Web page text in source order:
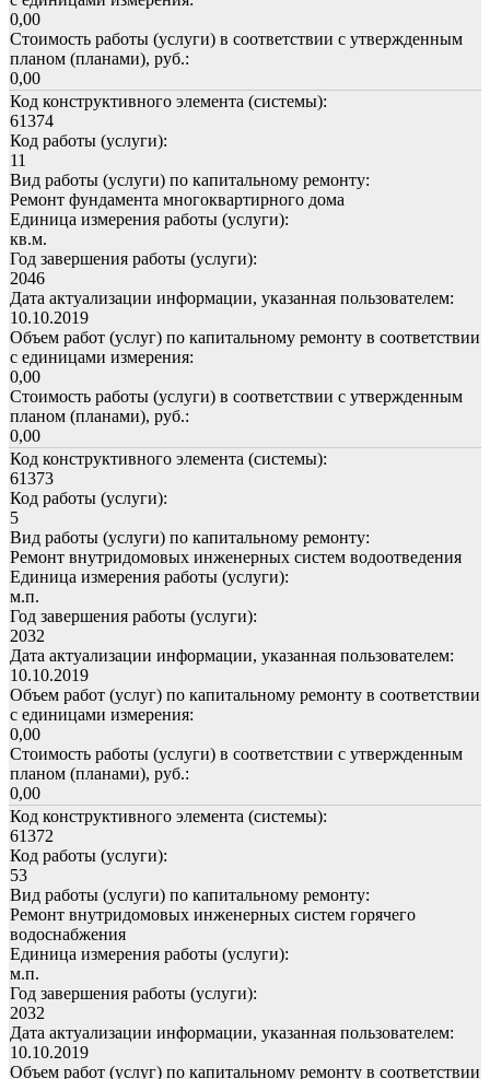
0,00
Стоимость работы (услуги) в соответствии с утвержденным
планом (планами), руб.:
0,00
Код конструктивного элемента (системы):
61374
Код работы (услуги):
11
Вид работы (услуги) по капитальному ремонту:
Ремонт фундамента многоквартирного дома
Единица измерения работы (услуги):
кв.м.
Год завершения работы (услуги):
2046
Дата актуализации информации, указанная пользователем:
10.10.2019
Объем работ (услуг) по капитальному ремонту в соответствии
с единицами измерения:
0,00
Стоимость работы (услуги) в соответствии с утвержденным
планом (планами), руб.:
0,00
Код конструктивного элемента (системы):
61373
Код работы (услуги):
5
Вид работы (услуги) по капитальному ремонту:
Ремонт внутридомовых инженерных систем водоотведения
Единица измерения работы (услуги):
м.п.
Год завершения работы (услуги):
2032
Дата актуализации информации, указанная пользователем:
10.10.2019
Объем работ (услуг) по капитальному ремонту в соответствии
с единицами измерения:
0,00
Стоимость работы (услуги) в соответствии с утвержденным
планом (планами), руб.:
0,00
Код конструктивного элемента (системы):
61372
Код работы (услуги):
53
Вид работы (услуги) по капитальному ремонту:
Ремонт внутридомовых инженерных систем горячего
водоснабжения
Единица измерения работы (услуги):
м.п.
Год завершения работы (услуги):
2032
Дата актуализации информации, указанная пользователем:
10.10.2019
Объем работ (услуг) по капитальному ремонту в соответствии